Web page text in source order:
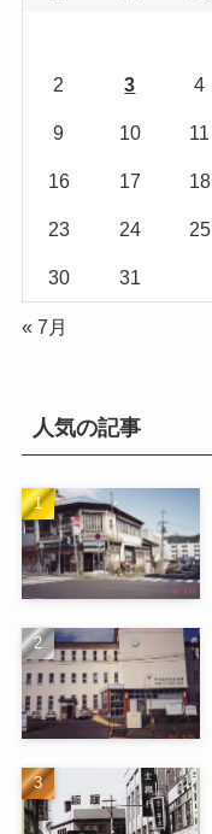
2 3 4
9 10 11
16 17 18
23 24 25
30 31
« 7月
人気の記事